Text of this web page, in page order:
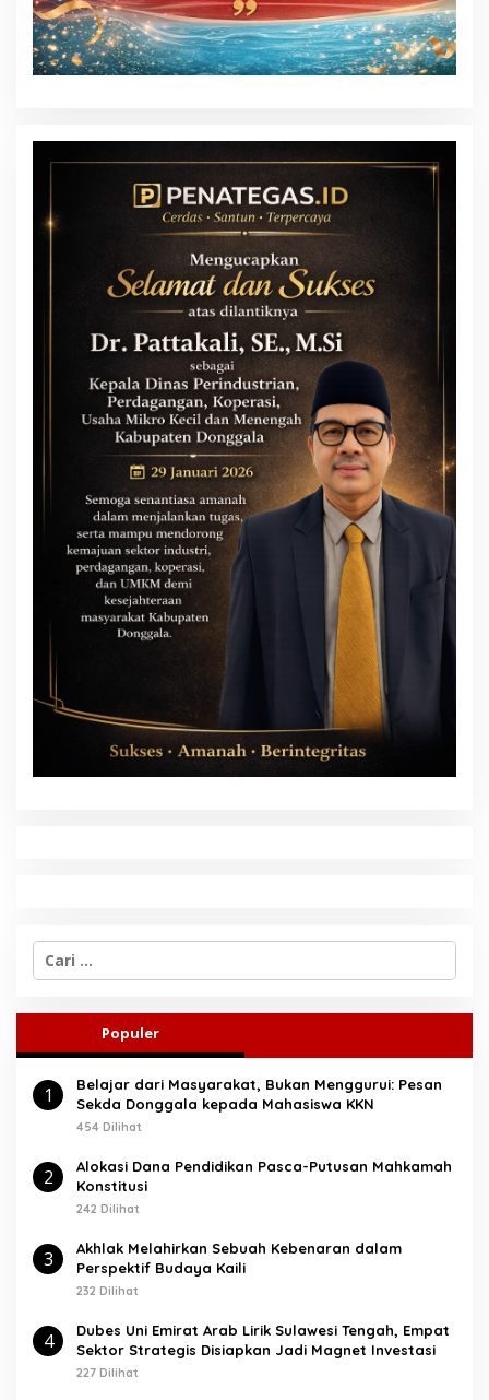
C
i
n
u
k
Populer
1
Belajar dari Masyarakat, Bukan Menggurui: Pesan
Sekda Donggala kepada Mahasiswa KKN
454 Dilihat
2
Alokasi Dana Pendidikan Pasca-Putusan Mahkamah
Konstitusi
242 Dilihat
3
Akhlak Melahirkan Sebuah Kebenaran dalam
Perspektif Budaya Kaili
232 Dilihat
4
Dubes Uni Emirat Arab Lirik Sulawesi Tengah, Empat
Sektor Strategis Disiapkan Jadi Magnet Investasi
227 Dilihat